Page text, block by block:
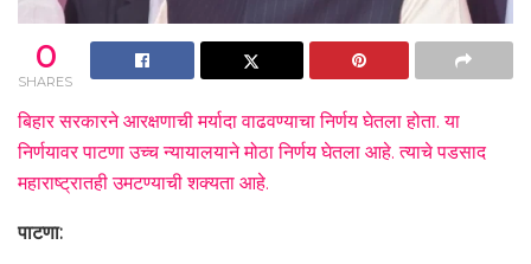
0
SHARES
बिहार सरकारने आरक्षणाची मर्यादा वाढवण्याचा निर्णय घेतला होता. या
निर्णयावर पाटणा उच्च न्यायालयाने मोठा निर्णय घेतला आहे. त्याचे पडसाद
महाराष्ट्रातही उमटण्याची शक्यता आहे.
पाटणा: